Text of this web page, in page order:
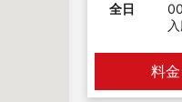
全日
料